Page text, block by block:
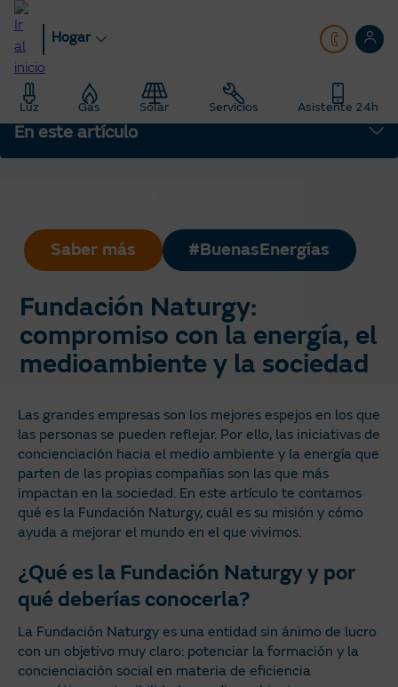
Pasar
contenido
principal
Hogar
Luz Gas Solar Servicios Asistente 24h
Hogar
Blog
Saber Más: Te enseñamos todo sobre energía
Fundación Naturgy: compromiso con la energía, el medioambiente y
Saber más #BuenasEnergías
Fundación Naturgy:
compromiso con la energía, el
medioambiente y la sociedad
En este artículo
Las grandes empresas son los mejores espejos en los que
las personas se pueden reflejar. Por ello, las iniciativas de
concienciación hacia el medio ambiente y la energía que
parten de las propias compañías son las que más
impactan en la sociedad. En este artículo te contamos
qué es la Fundación Naturgy, cuál es su misión y cómo
ayuda a mejorar el mundo en el que vivimos.
¿Qué es la Fundación Naturgy y por
qué deberías conocerla?
La Fundación Naturgy es una entidad sin ánimo de lucro
con un objetivo muy claro: potenciar la formación y la
concienciación social en materia de eficiencia